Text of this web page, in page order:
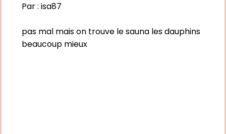
Par : isa87
pas mal mais on trouve le sauna les dauphins
beaucoup mieux